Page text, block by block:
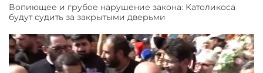
Вопиющее и грубое нарушение закона: Католикоса
будут судить за закрытыми дверьми